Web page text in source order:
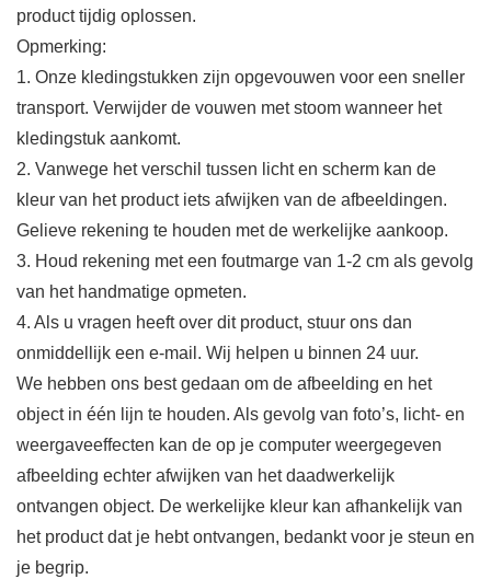
product tijdig oplossen.
Opmerking:
1. Onze kledingstukken zijn opgevouwen voor een sneller
transport. Verwijder de vouwen met stoom wanneer het
kledingstuk aankomt.
2. Vanwege het verschil tussen licht en scherm kan de
kleur van het product iets afwijken van de afbeeldingen.
Gelieve rekening te houden met de werkelijke aankoop.
3. Houd rekening met een foutmarge van 1-2 cm als gevolg
van het handmatige opmeten.
4. Als u vragen heeft over dit product, stuur ons dan
onmiddellijk een e-mail. Wij helpen u binnen 24 uur.
We hebben ons best gedaan om de afbeelding en het
object in één lijn te houden. Als gevolg van foto’s, licht- en
weergaveeffecten kan de op je computer weergegeven
afbeelding echter afwijken van het daadwerkelijk
ontvangen object. De werkelijke kleur kan afhankelijk van
het product dat je hebt ontvangen, bedankt voor je steun en
je begrip.